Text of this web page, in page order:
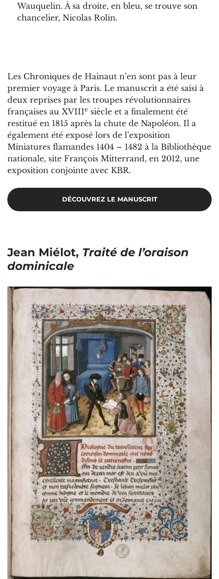
Wauquelin. À sa droite, en bleu, se trouve son
chancelier, Nicolas Rolin.
Les Chroniques de Hainaut n’en sont pas à leur
premier voyage à Paris. Le manuscrit a été saisi à
deux reprises par les troupes révolutionnaires
françaises au XVIIIe siècle et a finalement été
restitué en 1815 après la chute de Napoléon. Il a
également été exposé lors de l’exposition
Miniatures flamandes 1404 – 1482 à la Bibliothèque
nationale, site François Mitterrand, en 2012, une
exposition conjointe avec KBR.
DÉCOUVREZ LE MANUSCRIT
Jean Miélot, Traité de l’oraison
dominicale